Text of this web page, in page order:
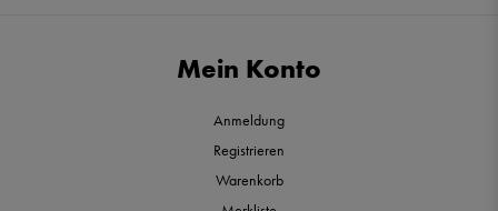
Mein Konto
Anmeldung
Registrieren
Warenkorb